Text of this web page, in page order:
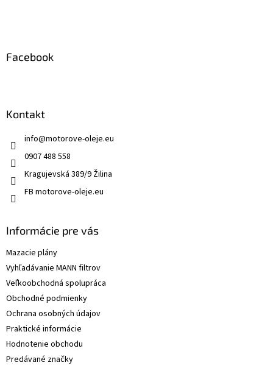
Facebook
Kontakt
info@motorove-oleje.eu
0907 488 558
Kragujevská 389/9 Žilina
FB motorove-oleje.eu
Informácie pre vás
Mazacie plány
Vyhľadávanie MANN filtrov
Veľkoobchodná spolupráca
Obchodné podmienky
Ochrana osobných údajov
Praktické informácie
Hodnotenie obchodu
Predávané značky